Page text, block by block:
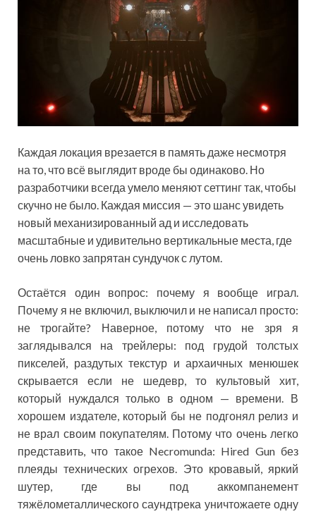
Каждая локация врезается в память даже несмотря
на то, что всё выглядит вроде бы одинаково. Но
разработчики всегда умело меняют сеттинг так, чтобы
скучно не было. Каждая миссия — это шанс увидеть
новый механизированный ад и исследовать
масштабные и удивительно вертикальные места, где
очень ловко запрятан сундучок с лутом.
Остаётся один вопрос: почему я вообще играл.
Почему я не включил, выключил и не написал просто:
не трогайте? Наверное, потому что не зря я
заглядывался на трейлеры: под грудой толстых
пикселей, раздутых текстур и архаичных менюшек
скрывается если не шедевр, то культовый хит,
который нуждался только в одном — времени. В
хорошем издателе, который бы не подгонял релиз и
не врал своим покупателям. Потому что очень легко
представить, что такое Necromunda: Hired Gun без
плеяды технических огрехов. Это кровавый, яркий
шутер, где вы под аккомпанемент
тяжёлометаллического саундтрека уничтожаете одну